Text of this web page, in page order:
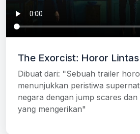
The Exorcist: Horor
Dibuat dari: "Sebuah trailer
menunjukkan peristiwa
negara dengan jump scares
yang mengerikan"